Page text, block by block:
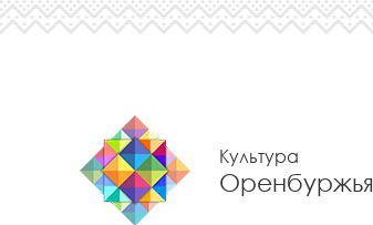
Культура
Оренбуржья